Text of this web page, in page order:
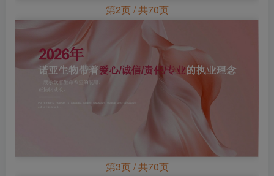
第2页 / 共70页
第3页 / 共70页